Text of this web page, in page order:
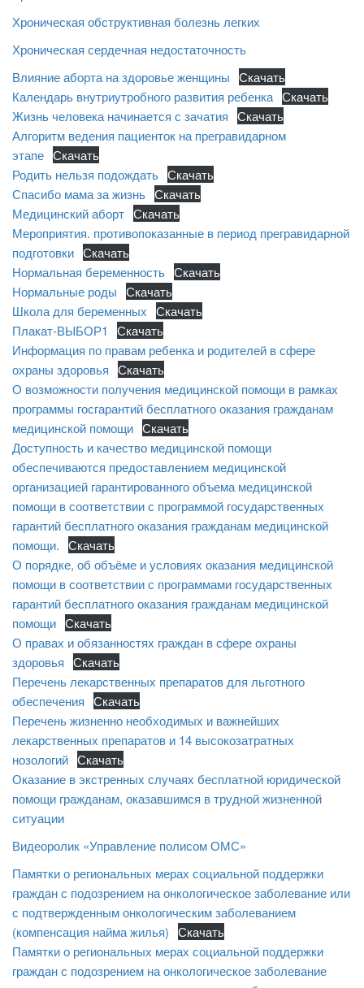
Хроническая обструктивная болезнь легких
Хроническая сердечная недостаточность
Влияние аборта на здоровье женщины Скачать
Календарь внутриутробного развития ребенка Скачать
Жизнь человека начинается с зачатия Скачать
Алгоритм ведения пациенток на прегравидарном
этапе Скачать
Родить нельзя подождать Скачать
Спасибо мама за жизнь Скачать
Медицинский аборт Скачать
Мероприятия. противопоказанные в период прегравидарной
подготовки Скачать
Нормальная беременность Скачать
Нормальные роды Скачать
Школа для беременных Скачать
Плакат-ВЫБОР1
Скачать
Информация по правам ребенка и родителей в сфере
охраны здоровья Скачать
О возможности получения медицинской помощи в рамках
программы госгарантий бесплатного оказания гражданам
медицинской помощи Скачать
Доступность и качество медицинской помощи
обеспечиваются предоставлением медицинской
организацией гарантированного объема медицинской
помощи в соответствии с программой государственных
гарантий бесплатного оказания гражданам медицинской
помощи. Скачать
О порядке, об объёме и условиях оказания медицинской
помощи в соответствии с программами государственных
гарантий бесплатного оказания гражданам медицинской
помощи Скачать
О правах и обязанностях граждан в сфере охраны
здоровья Скачать
Перечень лекарственных препаратов для льготного
обеспечения Скачать
Перечень жизненно необходимых и важнейших
лекарственных препаратов и 14 высокозатратных
нозологий Скачать
Оказание в экстренных случаях бесплатной юридической
помощи гражданам, оказавшимся в трудной жизненной
ситуации
Видеоролик «Управление полисом ОМС»
Памятки о региональных мерах социальной поддержки
граждан с подозрением на онкологическое заболевание или
с подтвержденным онкологическим заболеванием
(компенсация найма жилья) Скачать
Памятки о региональных мерах социальной поддержки
граждан с подозрением на онкологическое заболевание